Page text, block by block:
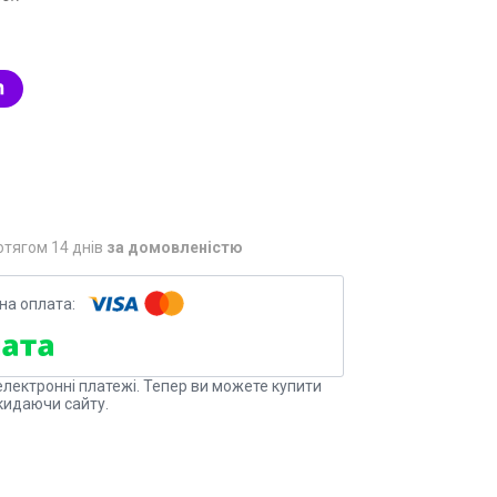
14 днів за домовленістю
платежі. Тепер ви можете купити
сайту.